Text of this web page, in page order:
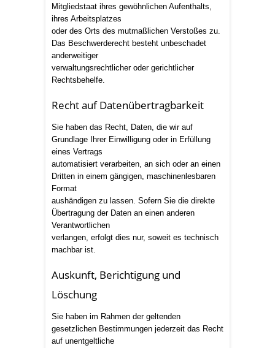
Mitgliedstaat ihres gewöhnlichen Aufenthalts,
ihres Arbeitsplatzes
oder des Orts des mutmaßlichen Verstoßes zu.
Das Beschwerderecht besteht unbeschadet
anderweitiger
verwaltungsrechtlicher oder gerichtlicher
Rechtsbehelfe.
Recht auf Datenübertragbarkeit
Sie haben das Recht, Daten, die wir auf
Grundlage Ihrer Einwilligung oder in Erfüllung
eines Vertrags
automatisiert verarbeiten, an sich oder an einen
Dritten in einem gängigen, maschinenlesbaren
Format
aushändigen zu lassen. Sofern Sie die direkte
Übertragung der Daten an einen anderen
Verantwortlichen
verlangen, erfolgt dies nur, soweit es technisch
machbar ist.
Auskunft, Berichtigung und
Löschung
Sie haben im Rahmen der geltenden
gesetzlichen Bestimmungen jederzeit das Recht
auf unentgeltliche